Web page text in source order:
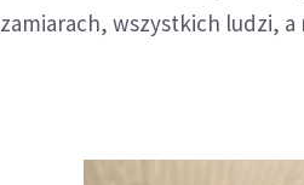
zamiarach, wszystkich ludzi,